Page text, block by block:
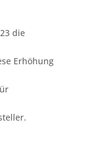
die
Erhöhung